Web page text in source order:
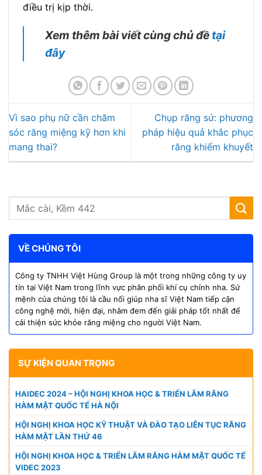
điều trị kịp thời.
Xem thêm bài viết cùng chủ đề tại
đây
Vì sao phụ nữ cần chăm
sóc răng miệng kỹ hơn khi
mang thai?
Chụp răng sứ: phương
pháp hiệu quả khắc phục
răng khiếm khuyết
VỀ CHÚNG TÔI
Công ty TNHH Việt Hùng Group là một trong những công ty uy
tín tại Việt Nam trong lĩnh vực phân phối khí cụ chỉnh nha. Sứ
mệnh của chúng tôi là cầu nối giúp nha sĩ Việt Nam tiếp cận
công nghệ mới, hiện đại, nhằm đem đến giải pháp tốt nhất để
cải thiện sức khỏe răng miệng cho người Việt Nam.
SỰ KIỆN QUAN TRỌNG
HAIDEC 2024 – HỘI NGHỊ KHOA HỌC & TRIỂN LÃM RĂNG
HÀM MẶT QUỐC TẾ HÀ NỘI
HỘI NGHỊ KHOA HỌC KỸ THUẬT VÀ ĐÀO TẠO LIÊN TỤC RĂNG
HÀM MẶT LẦN THỨ 46
HỘI NGHỊ KHOA HỌC & TRIỂN LÃM RĂNG HÀM MẶT QUỐC TẾ
VIDEC 2023